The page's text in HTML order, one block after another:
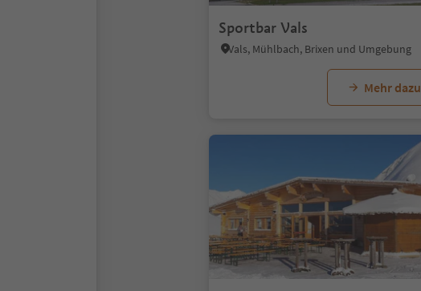
Sportbar Vals
Vals, Mühlbach, Brixen und Umgebung
Mehr dazu